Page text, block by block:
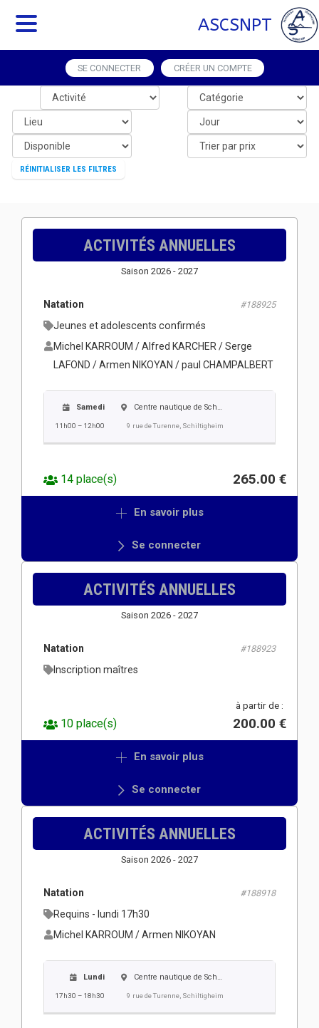
ASCSNPT
SE CONNECTER CRÉER UN COMPTE
RÉINITIALISER LES FILTRES
ACTIVITÉS ANNUELLES
Saison 2026 - 2027
Natation #188925
Jeunes et adolescents confirmés
Michel KARROUM / Alfred KARCHER / Serge
LAFOND / Armen NIKOYAN / paul CHAMPALBERT
Samedi
11h00 – 12h00
Centre nautique de Schiltigheim
9 rue de Turenne, Schiltigheim
14 place(s) 265.00 €
En savoir plus
Se connecter
ACTIVITÉS ANNUELLES
Saison 2026 - 2027
Natation #188923
Inscription maîtres
10 place(s)
à partir de :
200.00 €
En savoir plus
Se connecter
ACTIVITÉS ANNUELLES
Saison 2026 - 2027
Natation #188918
Requins - lundi 17h30
Michel KARROUM / Armen NIKOYAN
Lundi
17h30 – 18h30
Centre nautique de Schiltigheim
9 rue de Turenne, Schiltigheim